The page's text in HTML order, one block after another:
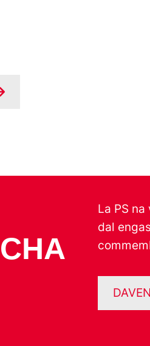
La PS
dal